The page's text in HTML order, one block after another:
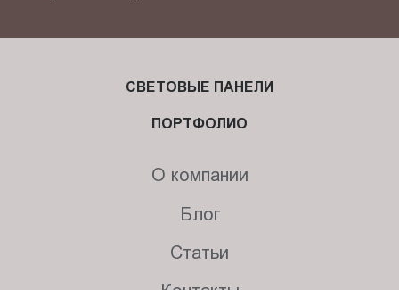
СВЕТОВЫЕ ПАНЕЛИ
ПОРТФОЛИО
О компании
Блог
Статьи